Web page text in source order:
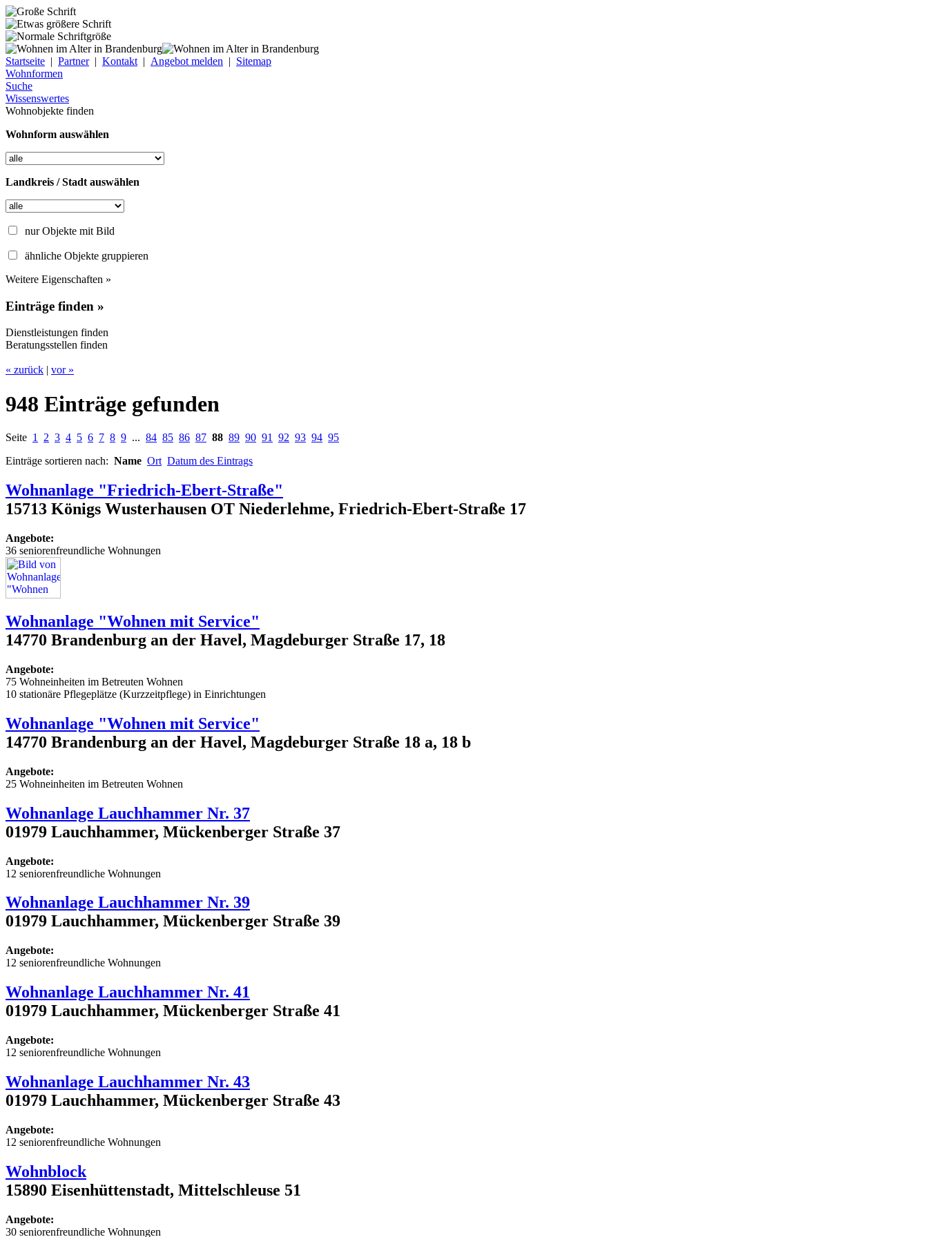
Startseite | Partner| Kontakt | Angebot melden | Sitemap
Wohnformen
Suche
Wissenswertes
Wohnobjekte finden
Wohnform auswählen
Landkreis / Stadt auswählen
nur Objekte mit Bild
ähnliche Objekte gruppieren
Weitere Eigenschaften »
Einträge finden »
Dienstleistungen finden
Beratungsstellen finden
« zurück | vor »
948 Einträge gefunden
Seite 1 2 3 4 5 6 7 8 9 ... 84 85 86 87 88 89 90 91 92 93 94 95
Einträge sortieren nach: Name Ort Datum des Eintrags
Wohnanlage "Friedrich-Ebert-Straße"
15713 Königs Wusterhausen OT Niederlehme, Friedrich-Ebert-Straße 17
Angebote:
36 seniorenfreundliche Wohnungen
Wohnanlage "Wohnen mit Service"
14770 Brandenburg an der Havel, Magdeburger Straße 17, 18
Angebote:
75 Wohneinheiten im Betreuten Wohnen
10 stationäre Pflegeplätze (Kurzzeitpflege) in Einrichtungen
Wohnanlage "Wohnen mit Service"
14770 Brandenburg an der Havel, Magdeburger Straße 18 a, 18 b
Angebote:
25 Wohneinheiten im Betreuten Wohnen
Wohnanlage Lauchhammer Nr. 37
01979 Lauchhammer, Mückenberger Straße 37
Angebote:
12 seniorenfreundliche Wohnungen
Wohnanlage Lauchhammer Nr. 39
01979 Lauchhammer, Mückenberger Straße 39
Angebote:
12 seniorenfreundliche Wohnungen
Wohnanlage Lauchhammer Nr. 41
01979 Lauchhammer, Mückenberger Straße 41
Angebote:
12 seniorenfreundliche Wohnungen
Wohnanlage Lauchhammer Nr. 43
01979 Lauchhammer, Mückenberger Straße 43
Angebote:
12 seniorenfreundliche Wohnungen
Wohnblock
15890 Eisenhüttenstadt, Mittelschleuse 51
Angebote:
30 seniorenfreundliche Wohnungen